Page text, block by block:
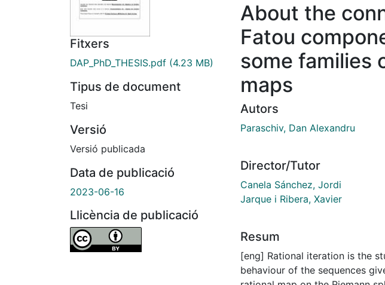
Fitxers
DAP_PhD_THESIS.pdf (4.23 MB)
Tipus de document
Tesi
Versió
Versió publicada
Data de publicació
2023-06-16
Llicència de publicació
About the
Fatou
some families
maps
Autors
Paraschiv, Dan Alexandru
Director/Tutor
Canela Sánchez, Jordi
Jarque i Ribera, Xavier
Resum
[eng] Rational iteration is the
behaviour of the sequences